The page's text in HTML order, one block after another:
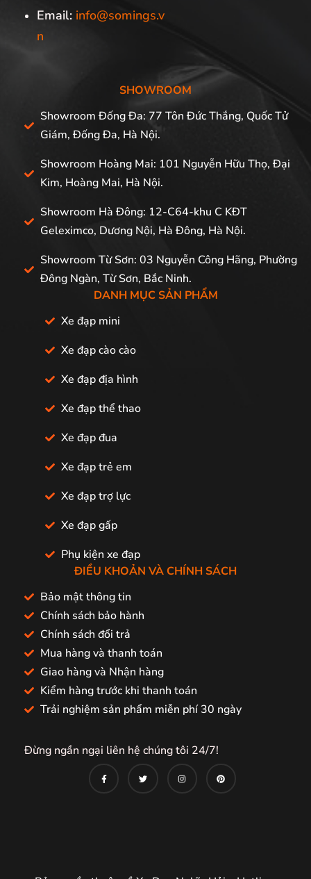
Email: info@somings.v
n
SHOWROOM
Showroom Đống Đa: 77 Tôn Đức Thắng, Quốc Tử
Giám, Đống Đa, Hà Nội.
Showroom Hoàng Mai: 101 Nguyễn Hữu Thọ, Đại
Kim, Hoàng Mai, Hà Nội.
Showroom Hà Đông: 12-C64-khu C KĐT
Geleximco, Dương Nội, Hà Đông, Hà Nội.
Showroom Từ Sơn: 03 Nguyễn Công Hãng, Phường
Đông Ngàn, Từ Sơn, Bắc Ninh.
DANH MỤC SẢN PHẨM
Xe đạp mini
Xe đạp cào cào
Xe đạp địa hình
Xe đạp thể thao
Xe đạp đua
Xe đạp trẻ em
Xe đạp trợ lực
Xe đạp gấp
Phụ kiện xe đạp
ĐIỀU KHOẢN VÀ CHÍNH SÁCH
Bảo mật thông tin
Chính sách bảo hành
Chính sách đổi trả
Mua hàng và thanh toán
Giao hàng và Nhận hàng
Kiểm hàng trước khi thanh toán
Trải nghiệm sản phẩm miễn phí 30 ngày
Đừng ngần ngại liên hệ chúng tôi 24/7!